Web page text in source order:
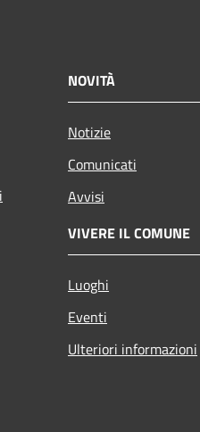
NOVITÀ
Notizie
Comunicati
Avvisi
VIVERE IL COMUNE
Luoghi
Eventi
Ulteriori informazioni